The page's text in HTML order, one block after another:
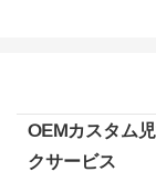
OEMカスタム
クサービス